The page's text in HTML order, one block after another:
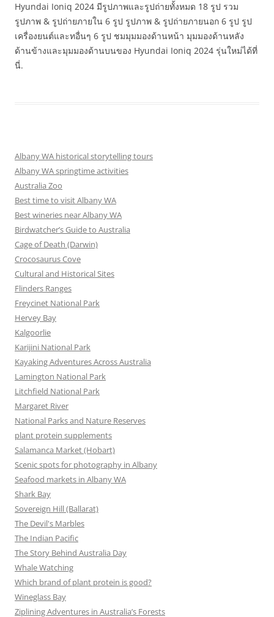
Hyundai Ioniq 2024 มีรูปภาพและรูปถ่ายทั้งหมด 18 รูป รวม
รูปภาพ & รูปถ่ายภายใน 6 รูป รูปภาพ & รูปถ่ายภายนอก 6 รูป รูป
เครื่องยนต์และทอื่นๆ 6 รูป ชมมุมมองด้านหน้า มุมมองด้านหลัง
ด้านข้างและมุมมองด้านบนของ Hyundai Ioniq 2024 รุ่นใหม่ได้ที่
นี่.
Albany WA historical storytelling tours
Albany WA springtime activities
Australia Zoo
Best time to visit Albany WA
Best wineries near Albany WA
Birdwatcher’s Guide to Australia
Cage of Death (Darwin)
Crocosaurus Cove
Cultural and Historical Sites
Flinders Ranges
Freycinet National Park
Hervey Bay
Kalgoorlie
Karijini National Park
Kayaking Adventures Across Australia
Lamington National Park
Litchfield National Park
Margaret River
National Parks and Nature Reserves
plant protein supplements
Salamanca Market (Hobart)
Scenic spots for photography in Albany
Seafood markets in Albany WA
Shark Bay
Sovereign Hill (Ballarat)
The Devil's Marbles
The Indian Pacific
The Story Behind Australia Day
Whale Watching
Which brand of plant protein is good?
Wineglass Bay
Ziplining Adventures in Australia’s Forests